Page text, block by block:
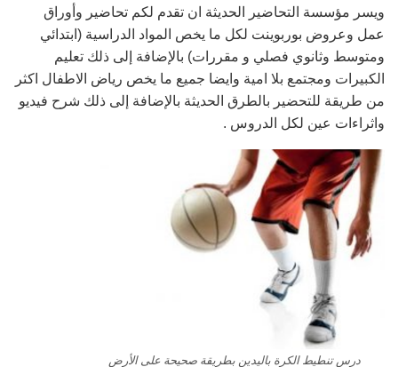
ويسر مؤسسة التحاضير الحديثة ان تقدم لكم تحاضير وأوراق
عمل وعروض بوربوينت لكل ما يخص المواد الدراسية (ابتدائي
ومتوسط وثانوي فصلي و مقررات) بالإضافة إلى ذلك تعليم
الكبيرات ومجتمع بلا امية وايضا جميع ما يخص رياض الاطفال اكثر
من طريقة للتحضير بالطرق الحديثة بالإضافة إلى ذلك شرح فيديو
واثراءات عين لكل الدروس .
درس تنطيط الكرة باليدين بطريقة صحيحة على الأرض